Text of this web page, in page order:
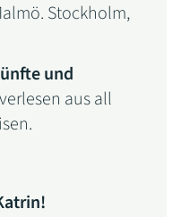
Stockholm,
und
aus all